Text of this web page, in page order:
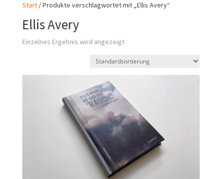
Start/ Produkte verschlagwortet mit „Ellis Avery“
Ellis Avery
Einzelnes Ergebnis wird angezeigt